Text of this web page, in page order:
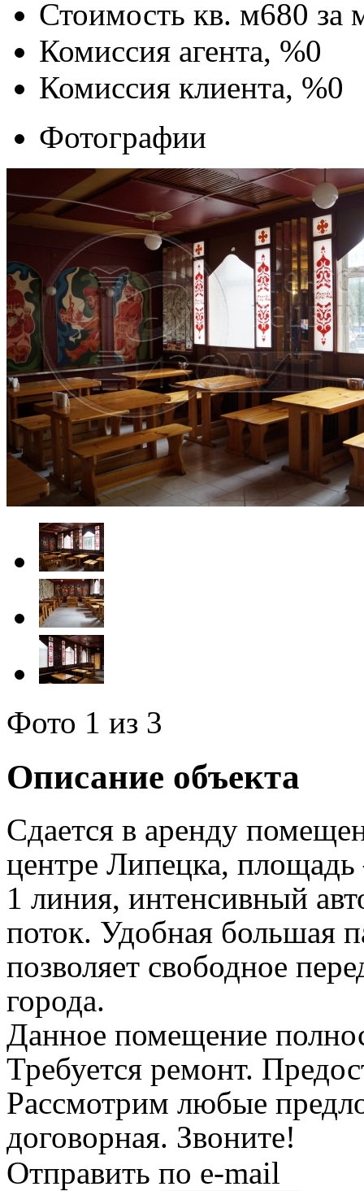
Стоимость кв. м680 за
Комиссия агента, %0
Комиссия клиента, %0
Фотографии
Фото 1 из 3
Описание объекта
Сдается в аренду
центре Липецка,
1 линия, интенсивный
поток. Удобная большая
позволяет свободное
города.
Данное помещение
Требуется ремонт.
Рассмотрим любые
договорная. Звоните!
Отправить по e-mail